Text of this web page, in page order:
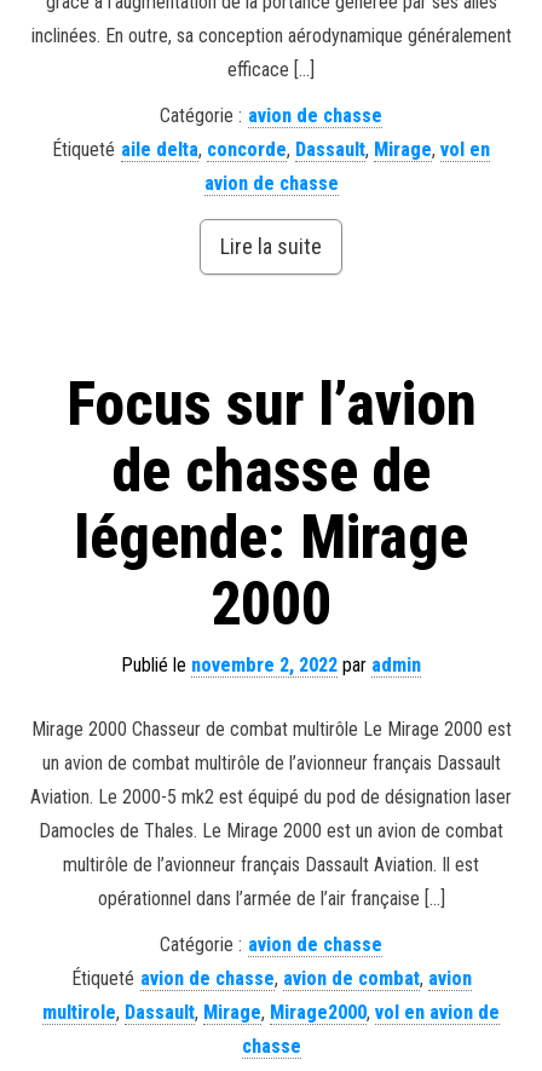
inclinées. En outre, sa conception aérodynamique généralement
efficace […]
Catégorie : avion de chasse
Étiqueté aile delta, concorde, Dassault, Mirage, vol en
avion de chasse
Lire la suite
Focus sur l’avion
de chasse de
légende: Mirage
2000
Publié le novembre 2, 2022 par admin
Mirage 2000 Chasseur de combat multirôle Le Mirage 2000 est
un avion de combat multirôle de l’avionneur français Dassault
Aviation. Le 2000-5 mk2 est équipé du pod de désignation laser
Damocles de Thales. Le Mirage 2000 est un avion de combat
multirôle de l’avionneur français Dassault Aviation. Il est
opérationnel dans l’armée de l’air française […]
Catégorie : avion de chasse
Étiqueté avion de chasse, avion de combat, avion
multirole, Dassault, Mirage, Mirage2000, vol en avion de
chasse